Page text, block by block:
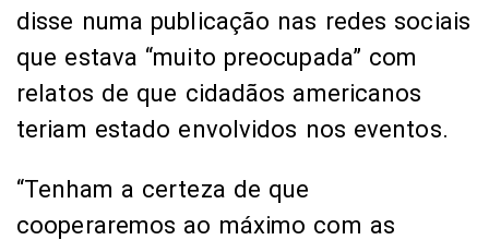
disse numa publicação nas redes sociais
que estava “muito preocupada” com
relatos de que cidadãos americanos
teriam estado envolvidos nos eventos.
“Tenham a certeza de que
cooperaremos ao máximo com as